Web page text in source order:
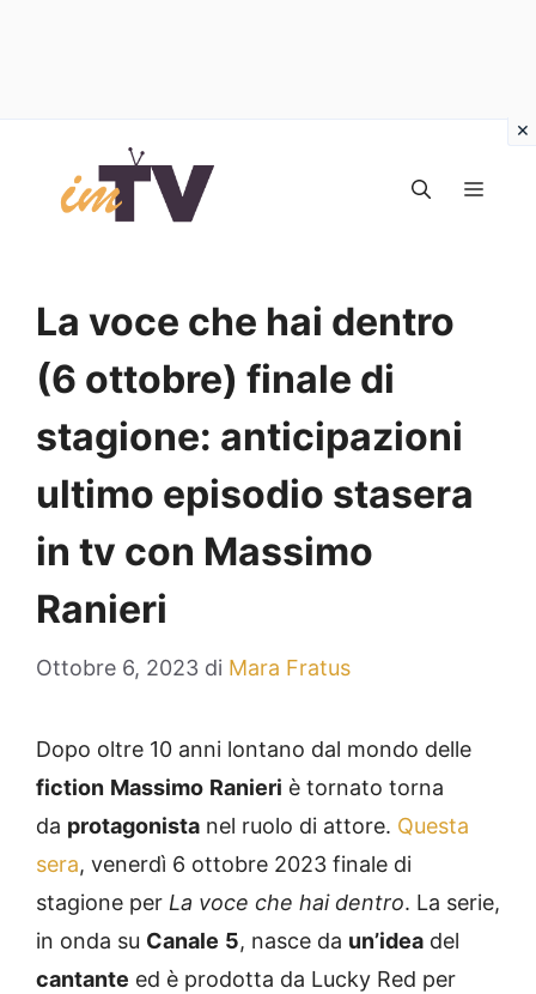
contenuto
La voce che hai dentro
(6 ottobre) finale di
stagione: anticipazioni
ultimo episodio stasera
in tv con Massimo
Ranieri
Ottobre 6, 2023 di Mara Fratus
Dopo oltre 10 anni lontano dal mondo delle
fiction Massimo Ranieri è tornato torna
da protagonista nel ruolo di attore. Questa
sera, venerdì 6 ottobre 2023 finale di
stagione per La voce che hai dentro. La serie,
in onda su Canale 5, nasce da un’idea del
cantante ed è prodotta da Lucky Red per